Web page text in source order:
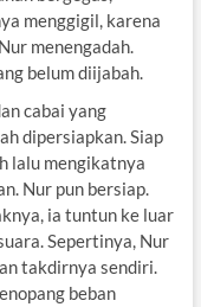
menggigil, karena
menengadah.
belum diijabah.
cabai yang
dipersiapkan. Siap
lalu mengikatnya
Nur pun bersiap.
ia tuntun ke luar
Sepertinya, Nur
takdirnya sendiri.
beban